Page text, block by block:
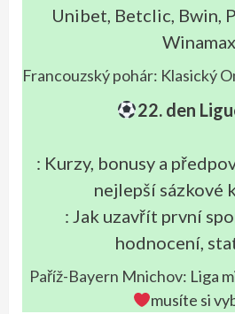
Unibet, Betclic, Bwin,
Winamax
Francouzský pohár: Klasický
22. den
: Kurzy, bonusy a
nejlepší sázkové
: Jak uzavřít první
hodnocení,
Paříž-Bayern Mnichov: Liga
musíte si